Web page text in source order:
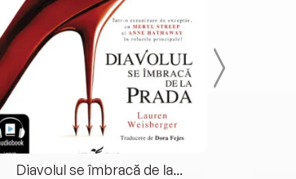
Diavolul se îmbracă de la...